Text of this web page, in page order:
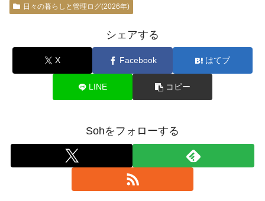
日々の暮らしと管理ログ(2026年)
シェアする
X Facebook はてブ
LINE コピー
Sohをフォローする